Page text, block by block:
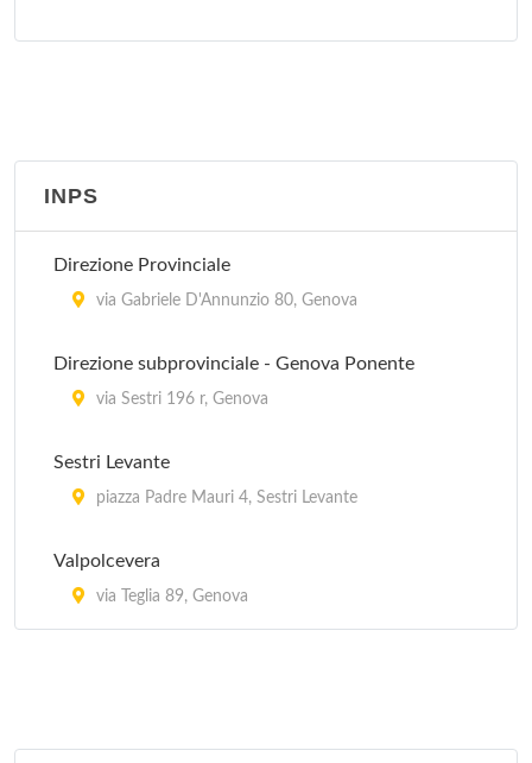
corso Italia 22, Ronco Scrivia
INPS
Direzione Provinciale
via Gabriele D'Annunzio 80, Genova
Direzione subprovinciale - Genova Ponente
via Sestri 196 r, Genova
Sestri Levante
piazza Padre Mauri 4, Sestri Levante
Valpolcevera
via Teglia 89, Genova